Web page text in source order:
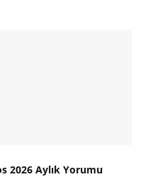
2026 Aylık Yorumu